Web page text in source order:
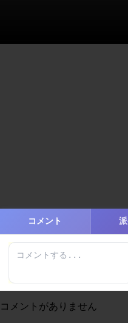
コメント
コメントがありません